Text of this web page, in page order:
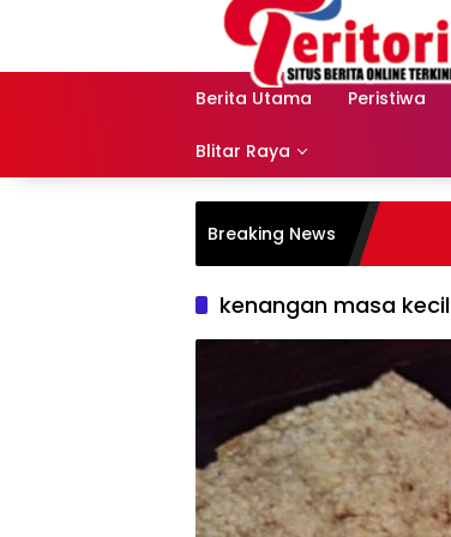
Berita Utama Peristiwa
Blitar Raya
Breaking News
kenangan masa kecil